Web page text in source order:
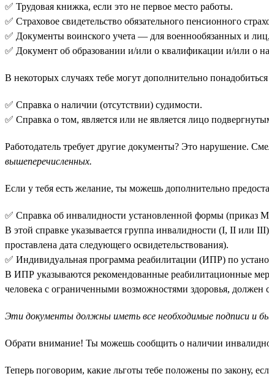
✅ Трудовая книжка, если это не первое место работы.
✅ Страховое свидетельство обязательного пенсионного
✅ Документы воинского учета — для военнообязанных и
✅ Документ об образовании и/или о квалификации и/или о
В некоторых случаях тебе могут дополнительно
✅ Справка о наличии (отсутствии) судимости.
✅ Справка о том, является или не является лицо
Работодатель требует другие документы? Это нарушение.
вышеперечисленных.
Если у тебя есть желание, ты можешь дополнительно
✅ Справка об инвалидности установленной формы (приказ
В этой справке указывается группа инвалидности (I, II или
проставлена дата следующего освидетельствования).
✅ Индивидуальная программа реабилитации (ИПР) по
В ИПР указываются рекомендованные реабилитационные
человека с ограниченными возможностями здоровья,
Эти документы должны иметь все необходимые подписи и
Обрати внимание! Ты можешь сообщить о наличии
Теперь поговорим, какие льготы тебе положены по закону,